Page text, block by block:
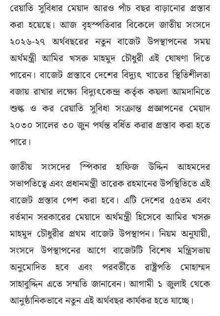
রেয়াতি সুবিধার মেয়াদ আরও পাঁচ বছর বাড়ানোর প্রস্তাব
করা হয়েছে। আজ বৃহস্পতিবার বিকেলে জাতীয় সংসদে
২০২৬-২৭ অর্থবছরের নতুন বাজেট উপস্থাপনের সময়
অর্থমন্ত্রী আমির খসরু মাহমুদ চৌধুরী এই ঘোষণা দিতে
পারেন। বাজেট প্রস্তাবে দেশের বিদ্যুৎ খাতের স্থিতিশীলতা
বজায় রাখার লক্ষ্যে বিদ্যুৎকেন্দ্র কর্তৃক কয়লা আমদানিতে
শুল্ক ও কর রেয়াতি সুবিধা সংক্রান্ত প্রজ্ঞাপনের মেয়াদ
২০৩০ সালের ৩০ জুন পর্যন্ত বর্ধিত করার প্রস্তাব করা হতে
পারে।
জাতীয় সংসদের স্পিকার হাফিজ উদ্দিন আহমদের
সভাপতিত্বে এবং প্রধানমন্ত্রী তারেক রহমানের উপস্থিতিতে এই
বাজেট প্রস্তাব পেশ করা হবে। এটি দেশের ৫৫তম এবং
বর্তমান সরকারের মেয়াদে অর্থমন্ত্রী হিসেবে আমির খসরু
মাহমুদ চৌধুরীর প্রথম বাজেট উপস্থাপন। নিয়ম অনুযায়ী,
সংসদে উপস্থাপনের আগে বাজেটটি বিশেষ মন্ত্রিসভায়
অনুমোদিত হবে এবং পরবর্তীতে রাষ্ট্রপতি মোহাম্মদ
সাহাবুদ্দিন এতে সম্মতি জানাবেন। আগামী ১ জুলাই থেকে
আনুষ্ঠানিকভাবে নতুন এই অর্থবছর কার্যকর হতে যাচ্ছে।